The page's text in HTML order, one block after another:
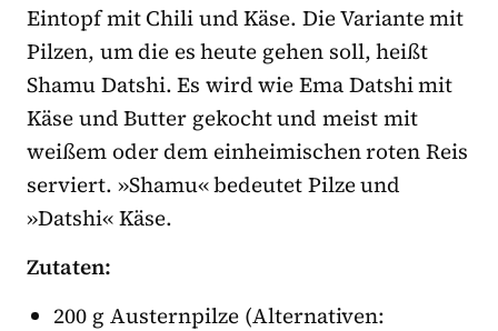
Eintopf mit Chili und Käse. Die Variante mit
Pilzen, um die es heute gehen soll, heißt
Shamu Datshi. Es wird wie Ema Datshi mit
Käse und Butter gekocht und meist mit
weißem oder dem einheimischen roten Reis
serviert. »Shamu« bedeutet Pilze und
»Datshi« Käse.
Zutaten:
200 g Austernpilze (Alternativen: